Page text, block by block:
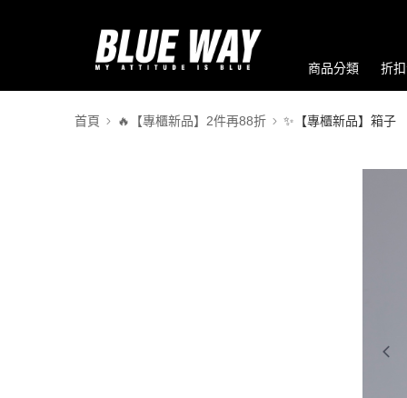
商品分類 折
首頁 🔥【專櫃新品】2件再88折 ✨【專櫃新品】箱子